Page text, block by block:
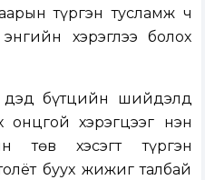
түргэн тусламж ч
хэрэглээ болох
дэд бүтцийн шийдэлд
хэрэгцээг нэн
төв хэсэгт түргэн
буух жижиг талбай